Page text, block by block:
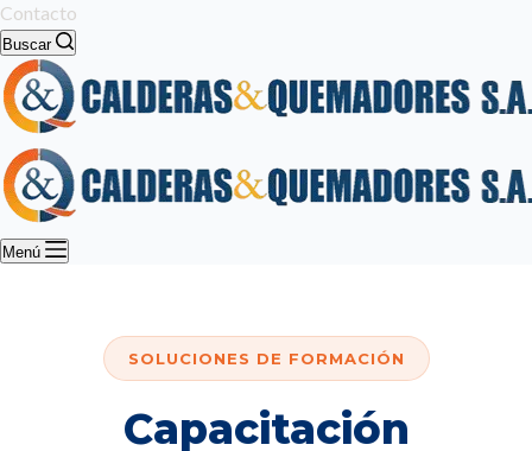
Contacto
Buscar
Menú
SOLUCIONES DE FORMACIÓN
Capacitación